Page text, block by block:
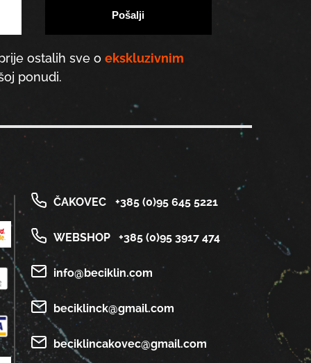
ostalih sve o ekskluzivnim
ponudi.
ČAKOVEC +385 (0)95 645 5221
WEBSHOP +385 (0)95 3917 474
info@beciklin.com
beciklinck@gmail.com
beciklincakovec@gmail.com